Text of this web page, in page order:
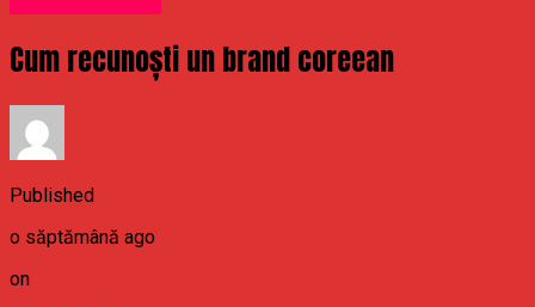
Cum recunoști un brand coreean
Published
o săptămână ago
on